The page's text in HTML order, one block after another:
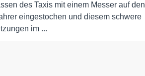
des Taxis mit einem Messer auf den
eingestochen und diesem schwere
im ...